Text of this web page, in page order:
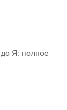
Я: полное